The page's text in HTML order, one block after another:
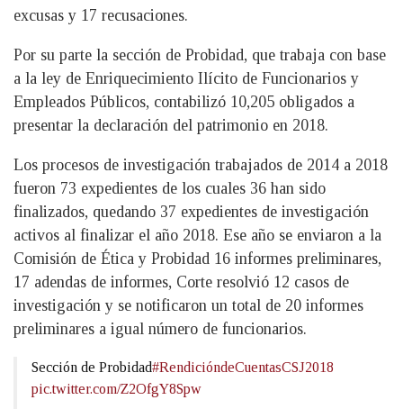
excusas y 17 recusaciones.
Por su parte la sección de Probidad, que trabaja con base
a la ley de Enriquecimiento Ilícito de Funcionarios y
Empleados Públicos, contabilizó 10,205 obligados a
presentar la declaración del patrimonio en 2018.
Los procesos de investigación trabajados de 2014 a 2018
fueron 73 expedientes de los cuales 36 han sido
finalizados, quedando 37 expedientes de investigación
activos al finalizar el año 2018. Ese año se enviaron a la
Comisión de Ética y Probidad 16 informes preliminares,
17 adendas de informes, Corte resolvió 12 casos de
investigación y se notificaron un total de 20 informes
preliminares a igual número de funcionarios.
Sección de Probidad#RendicióndeCuentasCSJ2018
pic.twitter.com/Z2OfgY8Spw